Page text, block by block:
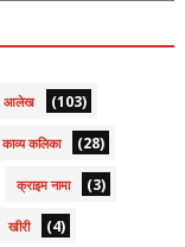
आलेख (103)
काव्य कलिका (28)
क्राइम नामा (3)
खीरी (4)